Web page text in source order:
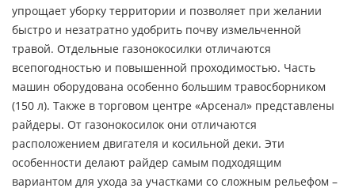
упрощает уборку территории и позволяет при желании
быстро и незатратно удобрить почву измельченной
травой. Отдельные газонокосилки отличаются
всепогодностью и повышенной проходимостью. Часть
машин оборудована особенно большим травосборником
(150 л). Также в торговом центре «Арсенал» представлены
райдеры. От газонокосилок они отличаются
расположением двигателя и косильной деки. Эти
особенности делают райдер самым подходящим
вариантом для ухода за участками со сложным рельефом –